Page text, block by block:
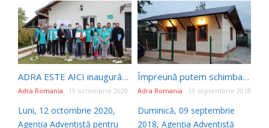
ADRA ESTE AICI inaugurând a 330-a casă socială construită pentru familia Cismaru prin proiectul „În sfârșit, acasă!”
Adra Romania 19 octombrie 2020
Luni, 12 octombrie 2020,
Agenția Adventistă pentru
Împreună putem schimba destine! – La începerea școlii, Alexandru primește cheile noii case în cadrul proiectului ADRA ”În sfârșit, acasă!”
Adra Romania 13 septembrie 2018
Duminică, 09 septembrie
2018, Agenția Adventistă